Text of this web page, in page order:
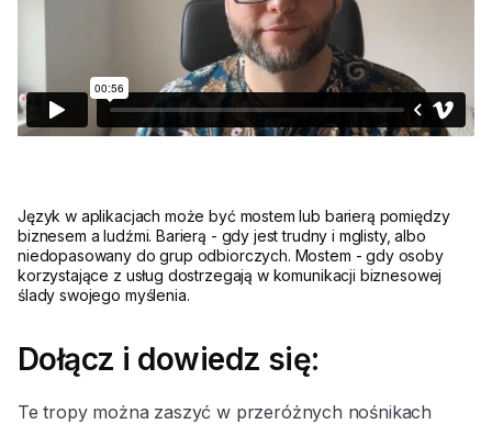
Język w aplikacjach może być mostem lub barierą pomiędzy
biznesem a ludźmi. Barierą - gdy jest trudny i mglisty, albo
niedopasowany do grup odbiorczych. Mostem - gdy osoby
korzystające z usług dostrzegają w komunikacji biznesowej
ślady swojego myślenia.
Dołącz i dowiedz się:
Te tropy można zaszyć w przeróżnych nośnikach